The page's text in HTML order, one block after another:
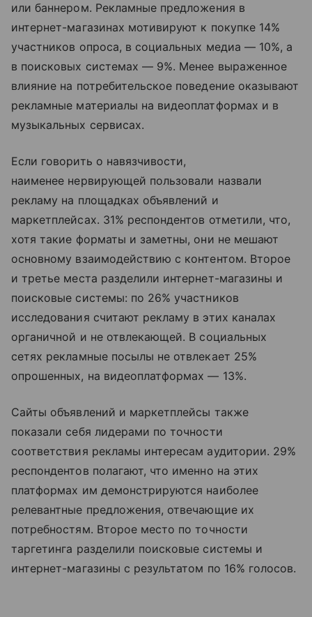
или баннером. Рекламные предложения в
интернет-магазинах мотивируют к покупке 14%
участников опроса, в социальных медиа — 10%, а
в поисковых системах — 9%. Менее выраженное
влияние на потребительское поведение оказывают
рекламные материалы на видеоплатформах и в
музыкальных сервисах.
Если говорить о навязчивости,
наименее нервирующей пользовали назвали
рекламу на площадках объявлений и
маркетплейсах. 31% респондентов отметили, что,
хотя такие форматы и заметны, они не мешают
основному взаимодействию с контентом. Второе
и третье места разделили интернет-магазины и
поисковые системы: по 26% участников
исследования считают рекламу в этих каналах
органичной и не отвлекающей. В социальных
сетях рекламные посылы не отвлекает 25%
опрошенных, на видеоплатформах — 13%.
Сайты объявлений и маркетплейсы также
показали себя лидерами по точности
соответствия рекламы интересам аудитории. 29%
респондентов полагают, что именно на этих
платформах им демонстрируются наиболее
релевантные предложения, отвечающие их
потребностям. Второе место по точности
таргетинга разделили поисковые системы и
интернет-магазины с результатом по 16% голосов.